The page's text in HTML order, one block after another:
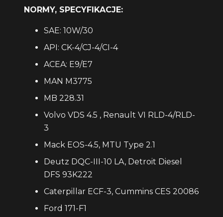
NORMY, SPECYFIKACJE:
SAE: 10W/30
API: CK-4/CJ-4/CI-4
ACEA: E9/E7
MAN M3775
MB 228.31
Volvo VDS 4.5 , Renault VI RLD-4/RLD-
3
Mack EOS-4.5, MTU Type 2.1
Deutz DQC-III-10 LA, Detroit Diesel
DFS 93K222
Caterpillar ECF-3, Cummins CES 20086
Ford 171-F1